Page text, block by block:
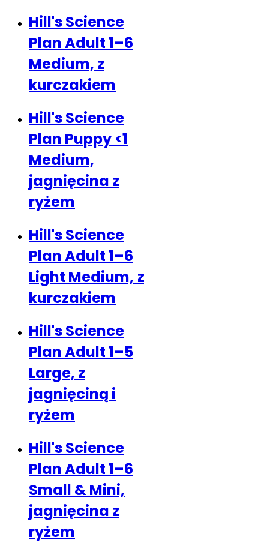
Hill's Science
Plan Adult 1–6
Medium, z
kurczakiem
Hill's Science
Plan Puppy <1
Medium,
jagnięcina z
ryżem
Hill's Science
Plan Adult 1–6
Light Medium, z
kurczakiem
Hill's Science
Plan Adult 1–5
Large, z
jagnięciną i
ryżem
Hill's Science
Plan Adult 1–6
Small & Mini,
jagnięcina z
ryżem